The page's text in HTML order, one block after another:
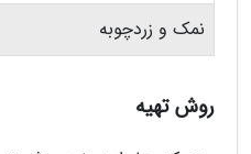
نمک و زردچوبه
روش تهیه